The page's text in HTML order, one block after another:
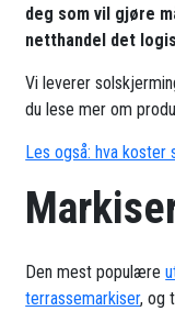
deg som vil gjøre
netthandel det
Vi leverer
du lese mer om
Les også: hva koster
Den mest populære
terrassemarkiser, og